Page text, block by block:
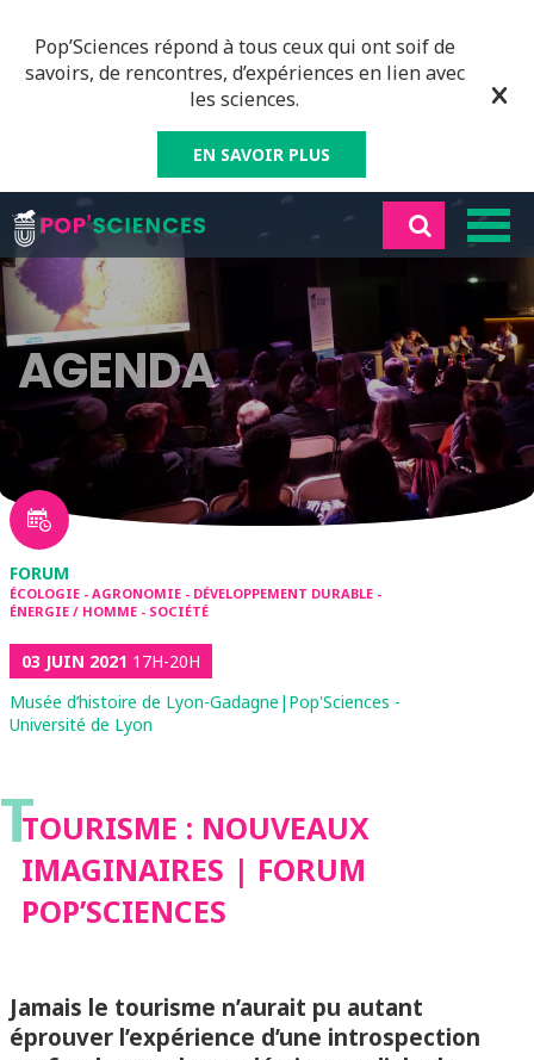
Pop’Sciences répond à tous ceux qui ont soif de
savoirs, de rencontres, d’expériences en lien avec
les sciences.
EN SAVOIR PLUS
AGENDA
FORUM
ÉCOLOGIE - AGRONOMIE - DÉVELOPPEMENT DURABLE -
ÉNERGIE / HOMME - SOCIÉTÉ
03 JUIN 2021 17H-20H
Musée d’histoire de Lyon-Gadagne|Pop'Sciences -
Université de Lyon
TTOURISME : NOUVEAUX
IMAGINAIRES | FORUM
POP’SCIENCES
Jamais le tourisme n’aurait pu autant
éprouver l’expérience d’une introspection